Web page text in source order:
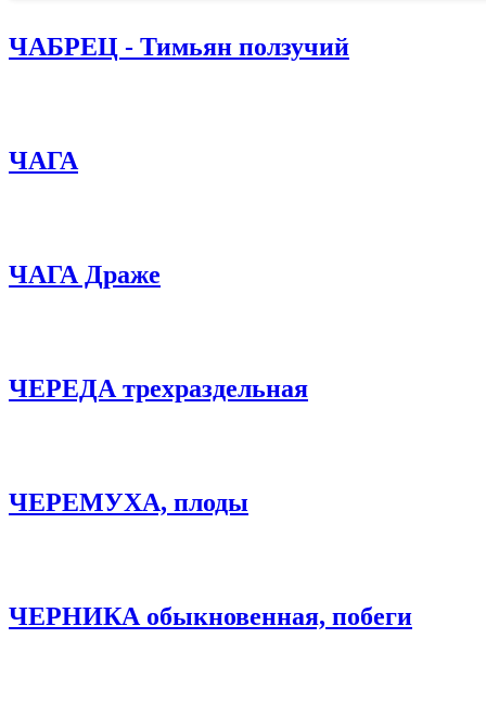
ЧАБРЕЦ - Тимьян ползучий
ЧАГА
ЧАГА Драже
ЧЕРЕДА трехраздельная
ЧЕРЕМУХА, плоды
ЧЕРНИКА обыкновенная, побеги